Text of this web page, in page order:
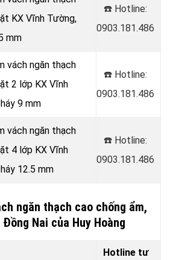
KX Vĩnh Tường,
mm
☎️ Hotline:
0903.181.486
vách ngăn thạch
2 lớp KX Vĩnh
9 mm
☎️ Hotline:
0903.181.486
vách ngăn thạch
4 lớp KX Vĩnh
12.5 mm
☎️ Hotline:
0903.181.486
ngăn thạch cao chống ẩm,
Nai của Huy Hoàng
Hotline tư